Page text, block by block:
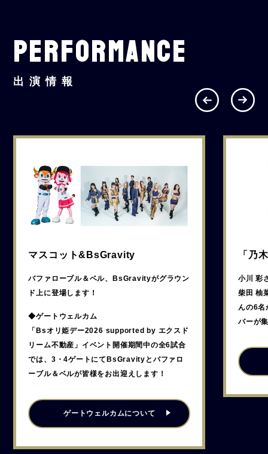
PERFORMANCE
出演情報
マスコット&BsGravity
バファローブル＆ベル、BsGravityがグラウン
ド上に登場します！
◆ゲートウェルカム
「Bsオリ姫デー2026 supported by エクスド
リーム不動産」イベント開催期間中の全6試合
では、3・4ゲートにてBsGravityとバファロ
ーブル＆ベルが皆様をお出迎えします！
ゲートウェルカムについて
「乃
小川 彩
柴田 柚
んの6名
バーが